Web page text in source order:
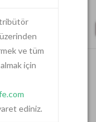
5.900,00 TL
3.720,00 TL
üzerinden
ve tüm
almak için
ediniz.